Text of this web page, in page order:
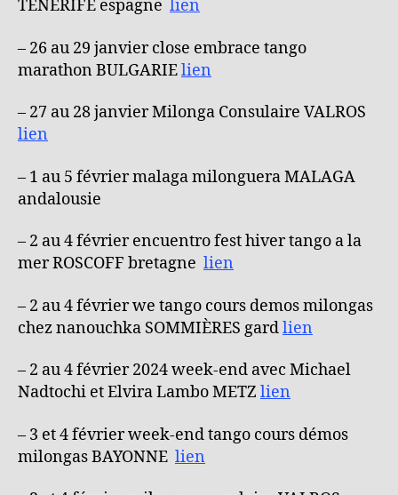
TENERIFE espagne lien
– 26 au 29 janvier close embrace tango
marathon BULGARIElien
– 27 au 28 janvier Milonga Consulaire VALROS
lien
– 1 au 5 février malaga milonguera MALAGA
andalousie
– 2 au 4 février encuentro fest hiver tango a la
mer ROSCOFF bretagne lien
– 2 au 4 février we tango cours demos milongas
chez nanouchka SOMMIÈRES gardlien
– 2 au 4 février 2024 week-end avec Michael
Nadtochi et Elvira Lambo METZ lien
– 3 et 4 février week-end tango cours démos
milongas BAYONNE lien